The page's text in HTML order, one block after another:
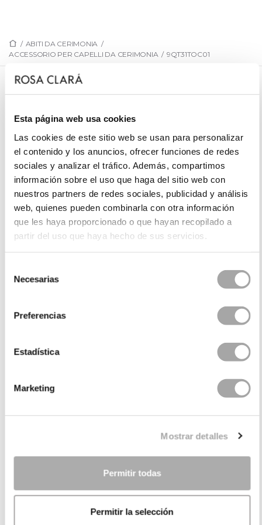
Esta página web usa cookies
Las cookies de este sitio web se usan para personalizar
el contenido y los anuncios, ofrecer funciones de redes
sociales y analizar el tráfico. Además, compartimos
información sobre el uso que haga del sitio web con
nuestros partners de redes sociales, publicidad y análisis
web, quienes pueden combinarla con otra información
que les haya proporcionado o que hayan recopilado a
partir del uso que haya hecho de sus servicios.
Necesarias
Preferencias
Estadística
Marketing
Mostrar detalles
Permitir todas
Permitir la selección
/ ABITI DA CERIMONIA /
ACCESSORIO PER CAPELLI DA CERIMONIA / 9QT31TOC01
9QT31TOC01
PRENOTA UN APPUNTAMENTO
HAI BISOGNO DI AIUTO?
AZIENDA